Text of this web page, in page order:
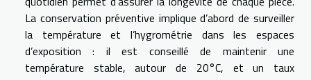
La conservation préventive implique d’abord de surveiller
la température et l’hygrométrie dans les espaces
d’exposition : il est conseillé de maintenir une
température stable, autour de 20°C, et un taux